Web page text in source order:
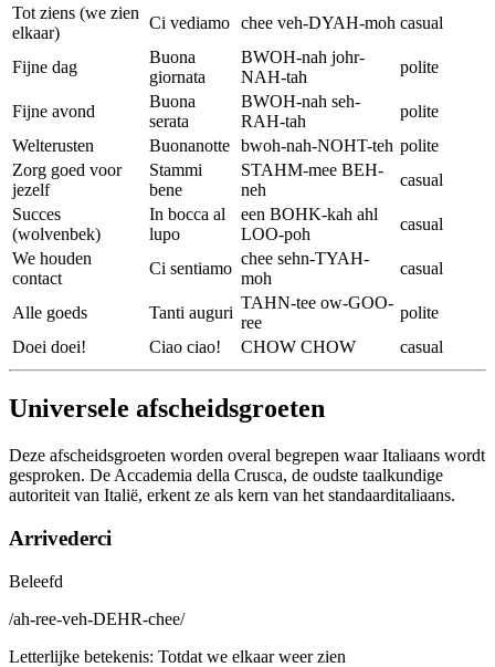
Tot ziens (we zien
elkaar)
Ci vediamo chee veh-DYAH-moh casual
Fijne dag
Buona
giornata
BWOH-nah johr-
NAH-tah
polite
Fijne avond
Buona
serata
BWOH-nah seh-
RAH-tah
polite
Welterusten
Buonanotte bwoh-nah-NOHT-teh polite
Zorg goed voor
jezelf
Stammi
bene
STAHM-mee BEH-
neh
casual
Succes
(wolvenbek)
In bocca al
lupo
een BOHK-kah ahl
LOO-poh
casual
We houden
contact
Ci sentiamo
chee sehn-TYAH-
moh
casual
Alle goeds Tanti auguri
TAHN-tee ow-GOO-
ree
polite
Doei doei!
Ciao ciao! CHOW CHOW casual
Universele afscheidsgroeten
Deze afscheidsgroeten worden overal begrepen waar Italiaans wordt
gesproken. De Accademia della Crusca, de oudste taalkundige
autoriteit van Italië, erkent ze als kern van het standaarditaliaans.
Arrivederci
Beleefd
/ah-ree-veh-DEHR-chee/
Letterlijke betekenis: Totdat we elkaar weer zien